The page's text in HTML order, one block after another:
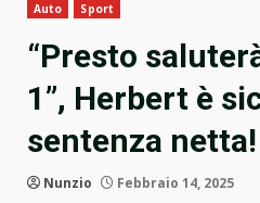
Auto Sport
“Presto
1”, Herbert è
sentenza netta!
Nunzio Febbraio 14, 2025